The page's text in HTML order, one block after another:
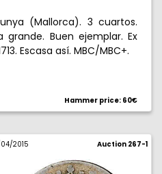
(Mallorca). 3 cuartos.
grande. Buen ejemplar. Ex
Escasa así. MBC/MBC+.
Hammer price: 60€
2015 Auction 267-1